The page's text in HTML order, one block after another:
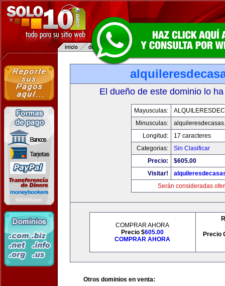
El dueño de este dominio lo
Mayusculas:
Minusculas:
Longitud:
17 caracteres
Categorias:
Sin Clasificar
Precio:
$605.00
Visitar!
Serán consideradas
COMPRAR AHORA
Precio $605.00
COMPRAR AHORA
Precio
Otros dominios en venta: